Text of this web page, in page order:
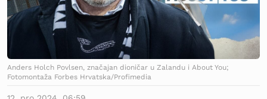
Anders Holch Povlsen, značajan dioničar u Zalandu i About You;
Fotomontaža Forbes Hrvatska/Profimedia